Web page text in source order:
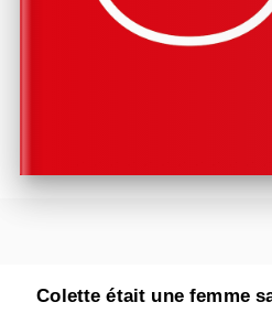
Colette était une femme